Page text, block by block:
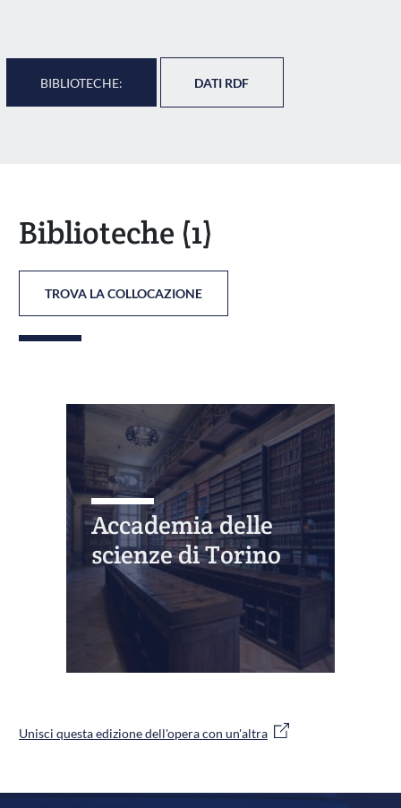
BIBLIOTECHE: DATI RDF
Biblioteche (1)
TROVA LA COLLOCAZIONE
Accademia delle
scienze di Torino
Unisci questa edizione dell'opera con un'altra